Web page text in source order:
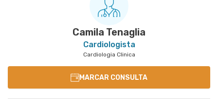
Camila Tenaglia
Cardiologista
Cardiologia Clinica
MARCAR CONSULTA